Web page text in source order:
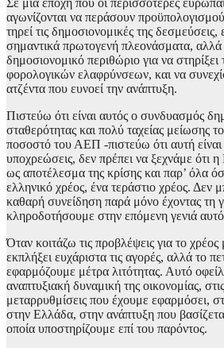
Σε μια εποχή που οι περισσότερες
αγωνίζονται να περάσουν
τηρεί τις δημοσιονομικές της δεσμεύσεις,
σημαντικά πρωτογενή πλεονάσματα, αλλά
δημοσιονομικό περιθώριο για να
φορολογικών ελαφρύνσεων, και να
ατζέντα που ευνοεί την ανάπτυξη.
Πιστεύω ότι είναι αυτός ο συνδυασμός
σταθερότητας και πολύ ταχείας μείωσης
ποσοστό του ΑΕΠ -πιστεύω ότι αυτή είναι
υποχρεώσεις, δεν πρέπει να ξεχνάμε ότι
ως αποτέλεσμα της κρίσης και παρ’ όλα
ελληνικό χρέος, ένα τεράστιο χρέος.
καθαρή συνείδηση παρά μόνο έχοντας τη
κληροδοτήσουμε στην επόμενη γενιά αυτό
Όταν κοιτάζω τις προβλέψεις για το
εκπλήξει ευχάριστα τις αγορές, αλλά το
εφαρμόζουμε μέτρα λιτότητας. Αυτό
αναπτυξιακή δυναμική της οικονομίας,
μεταρρυθμίσεις που έχουμε εφαρμόσει,
στην Ελλάδα, στην ανάπτυξη που
οποία υποστηρίζουμε επί του παρόντος.